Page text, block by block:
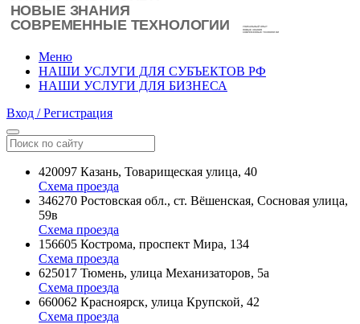
Меню
НАШИ УСЛУГИ ДЛЯ СУБЪЕКТОВ РФ
НАШИ УСЛУГИ ДЛЯ БИЗНЕСА
Вход / Регистрация
420097 Казань, Товарищеская улица, 40
Схема проезда
346270 Ростовская обл., ст. Вёшенская, Сосновая улица,
59в
Схема проезда
156605 Кострома, проспект Мира, 134
Схема проезда
625017 Тюмень, улица Механизаторов, 5а
Схема проезда
660062 Красноярск, улица Крупской, 42
Схема проезда